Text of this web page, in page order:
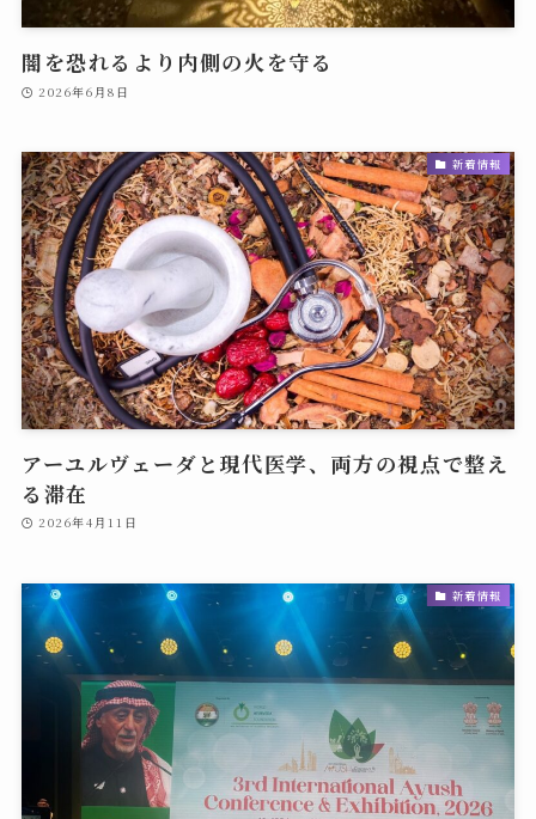
闇を恐れるより内側の火を守る
2026年6月8日
新着情報
アーユルヴェーダと現代医学、両方の視点で整え
る滞在
2026年4月11日
新着情報